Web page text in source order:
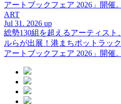
アートブックフェア 2026」開催。
ART
Jul 31. 2026 up
総勢130組を超えるアーティス
ルらが出展！港まちポットラッ
アートブックフェア 2026」開催。